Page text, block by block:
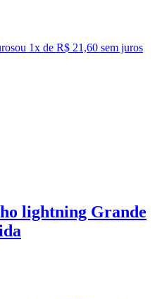
ou 1x de R$ 21,60 sem juros
lightning Grande